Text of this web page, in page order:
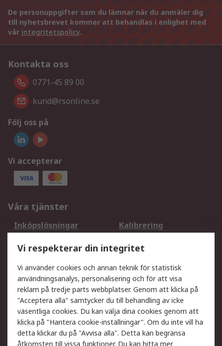
De personuppgifter som du lämnar när du anmäler dig
till nyhetsbrevet kommer att behandlas i enlighet med
vår integritetspolicy.
Kontakta oss
0771-45 89 00
kund@rsonline.se
Följ oss på
Vi accepterar
Våra tjänster
Inköpslösningar
Kalibrering
DesignSpark
Teknisk Support
Ditt lokala säljteam
Exportlösningar
Support
Få hjälp
Retur av varor
Leverans
Spåra din order
Begär en fakturakopi
Fördelar med RS-konto
Vi respekterar din integritet
Vi använder cookies och annan teknik för statistisk
användningsanalys, personalisering och för att visa
reklam på tredje parts webbplatser. Genom att klicka på
"Acceptera alla" samtycker du till behandling av icke
väsentliga cookies. Du kan välja dina cookies genom att
klicka på "Hantera cookie-inställningar". Om du inte vill ha
detta klickar du på "Avvisa alla". Detta kan begränsa
åtkomsten till vissa funktioner. Du kan hitta mer